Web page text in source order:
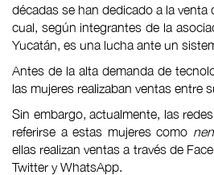
décadas se han dedicado a la venta
cual, según integrantes de la
Yucatán, es una lucha ante un
Antes de la alta demanda de
las mujeres realizaban ventas entre
Sin embargo, actualmente, las
referirse a estas mujeres como
ellas realizan ventas a través de
Twitter y WhatsApp.